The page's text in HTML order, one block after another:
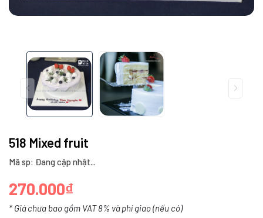
518 Mixed fruit
Mã sp: Đang cập nhật...
270.000₫
* Giá chưa bao gồm VAT 8% và phí giao (nếu có)